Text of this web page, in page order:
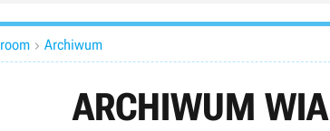
 Archiwum
ARCHIWUM